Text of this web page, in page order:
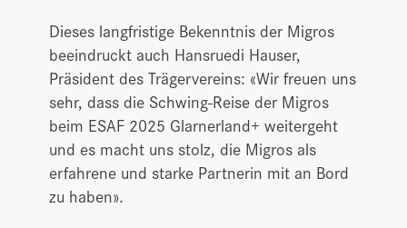
Dieses langfristige Bekenntnis der Migros
beeindruckt auch Hansruedi Hauser,
Präsident des Trägervereins: «Wir freuen uns
sehr, dass die Schwing-Reise der Migros
beim ESAF 2025 Glarnerland+ weitergeht
und es macht uns stolz, die Migros als
erfahrene und starke Partnerin mit an Bord
zu haben».